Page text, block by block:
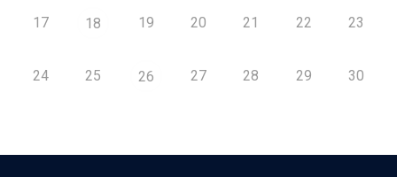
17 18 19 20 21 22 23
24 25 26 27 28 29 30